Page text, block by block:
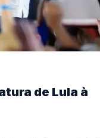
de Lula à